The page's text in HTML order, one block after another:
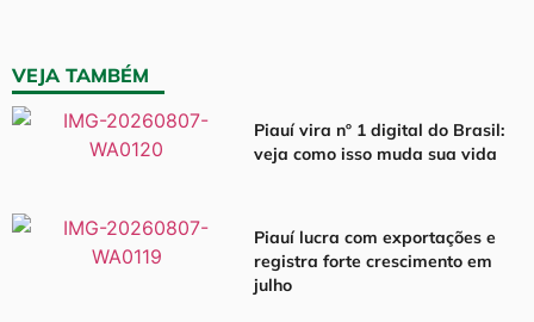
VEJA TAMBÉM
Piauí vira nº 1 digital do Brasil:
veja como isso muda sua vida
Piauí lucra com exportações e
registra forte crescimento em
julho